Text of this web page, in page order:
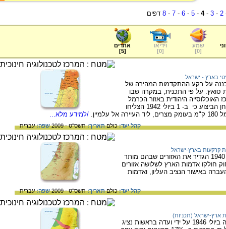
2
-
3
-
4
-
5
-
6
-
7
-
8 דפים
שמע
[
0
]
וידיאו
[
0
]
אתרים
[
5
]
בארץ - ישראל
על רקע ההתקדמות המהירה של
בקיץ 1942 לכיוון תעלת סואץ. על פי התכנית, במקרה שבו
היהודית באזור הכרמל
ובו תתגונן. התוכנית לא הועמדה מעולם במבחן הביצוע כי ב- 1 ביולי 1942 הצליחו
/למידע מלא...
קהל יעד:כולםתאריך:תשס"ט - 2009 שפה:עברית
קרקעות בארץ-ישראל
חוק הקרקעות שפרסמה ממשלת בריטניה ב- 1940 הגדיר את האזורים שבהם מותר
חולקו אדמות הארץ לשלושה אזורים
באישור הנציב העליון, ואדמות
קהל יעד:כולםתאריך:תשס"ט - 2009 שפה:עברית
ארץ-ישראל (תכניות)
תכנית לחלוקת ארץ ישראל המערבית שהוצעה ביולי 1946 על ידי ועדה בראשות נציג